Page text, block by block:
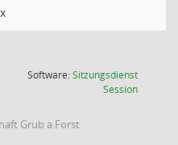
Software:Sitzungsdienst
Session(Wird in
Grub a.Forst